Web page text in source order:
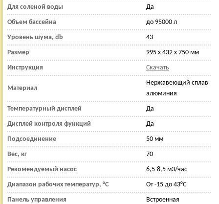
Для соленой воды Да
Объем бассейна до 95000 л
Уровень шума, db 43
Размер 995 х 432 х 750 мм
Инструкция Скачать
Материал
Нержавеющий сплав
алюминия
Температурный дисплей Да
Дисплей контроля функций Да
Подсоединение 50 мм
Вес, кг 70
Рекомендуемый насос 6,5-8,5 м3/час
Диапазон рабочих температур, °С От -15 до 43°C
Панель управления Встроенная